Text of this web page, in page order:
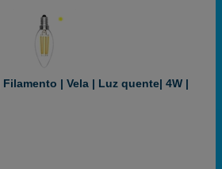
Filamento | Vela | Luz quente| 4W |